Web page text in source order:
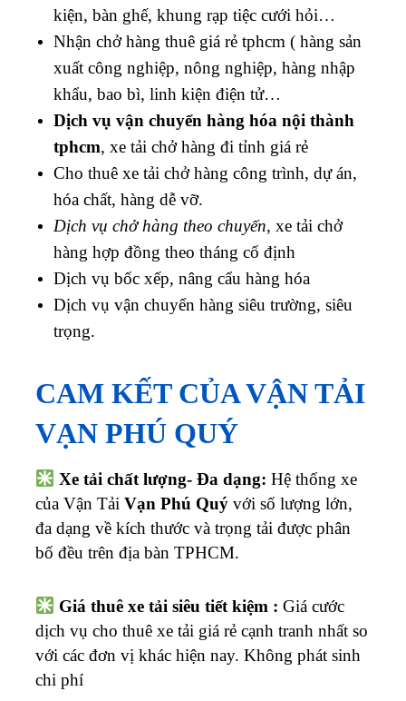
kiện, bàn ghế, khung rạp tiệc cưới hỏi…
Nhận chở hàng thuê giá rẻ tphcm ( hàng sản
xuất công nghiệp, nông nghiệp, hàng nhập
khẩu, bao bì, linh kiện điện tử…
Dịch vụ vận chuyển hàng hóa nội thành
tphcm, xe tải chở hàng đi tỉnh giá rẻ
Cho thuê xe tải chở hàng công trình, dự án,
hóa chất, hàng dễ vỡ.
Dịch vụ chở hàng theo chuyến, xe tải chở
hàng hợp đồng theo tháng cố định
Dịch vụ bốc xếp, nâng cẩu hàng hóa
Dịch vụ vận chuyển hàng siêu trường, siêu
trọng.
CAM KẾT CỦA VẬN TẢI
VẠN PHÚ QUÝ
Xe tải chất lượng- Đa dạng: Hệ thống xe
của Vận Tải Vạn Phú Quý với số lượng lớn,
đa dạng về kích thước và trọng tải được phân
bố đều trên địa bàn TPHCM.
Giá thuê xe tải siêu tiết kiệm :Giá cước
dịch vụ cho thuê xe tải giá rẻ cạnh tranh nhất so
với các đơn vị khác hiện nay. Không phát sinh
chi phí